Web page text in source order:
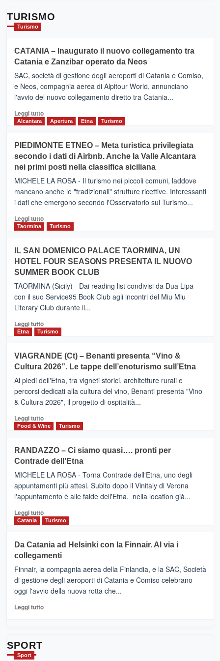
TURISMO
Turismo
CATANIA – Inaugurato il nuovo collegamento tra
Catania e Zanzibar operato da Neos
SAC, società di gestione degli aeroporti di Catania e Comiso,
e Neos, compagnia aerea di Alpitour World, annunciano
l'avvio del nuovo collegamento diretto tra Catania...
Leggi tuttoLeggi
CATANIA
–
Inaugurato
il
nuovo
collegamento
tra
e
Zanzibar
da
Neos
Alcantara Apertura Etna Turismo
PIEDIMONTE ETNEO – Meta turistica privilegiata
secondo i dati di Airbnb. Anche la Valle Alcantara
nei primi posti nella classifica siciliana
MICHELE LA ROSA - Il turismo nei piccoli comuni, laddove
mancano anche le "tradizionali" strutture ricettive. Interessanti
i dati che emergono secondo l'Osservatorio sul Turismo...
Leggi tuttoLeggi
PIEDIMONTE
ETNEO
–
Meta
turistica
privilegiata
secondo
dati
di
Anche
la
Alcantara
nei
primi
nella
classifica
Taormina Turismo
IL SAN DOMENICO PALACE TAORMINA, UN
HOTEL FOUR SEASONS PRESENTA IL NUOVO
SUMMER BOOK CLUB
TAORMINA (Sicily) - Dai reading list condivisi da Dua Lipa
con il suo Service95 Book Club agli incontri del Miu Miu
Literary Club durante il...
Leggi tuttoLeggi
di
IL
SAN
DOMENICO
PALACE
TAORMINA,
UN
HOTEL
FOUR
IL
NUOVO
SUMMER
CLUB
Etna Turismo
VIAGRANDE (Ct) – Benanti presenta “Vino &
Cultura 2026”. Le tappe dell’enoturismo sull’Etna
Ai piedi dell'Etna, tra vigneti storici, architetture rurali e
percorsi dedicati alla cultura del vino, Benanti presenta "Vino
& Cultura 2026", il progetto di ospitalità...
Leggi tuttoLeggi
di
VIAGRANDE
(Ct)
–
Benanti
presenta
“Vino
&
Cultura
tappe
dell’enoturismo
Food & Wine Turismo
RANDAZZO – Ci siamo quasi…. pronti per
Contrade dell’Etna
MICHELE LA ROSA - Torna Contrade dell'Etna, uno degli
appuntamenti più attesi. Subito dopo il Vinitaly di Verona
l'appuntamento è alle falde dell'Etna, nella location già...
Leggi tuttoLeggi
di
RANDAZZO
–
Ci
siamo
quasi….
pronti
per
Catania Turismo
Da Catania ad Helsinki con la Finnair. Al via i
collegamenti
Finnair, la compagnia aerea della Finlandia, e la SAC, Società
di gestione degli aeroporti di Catania e Comiso celebrano
oggi l'avvio della nuova rotta che...
Leggi tuttoLeggi
SPORT
Sport